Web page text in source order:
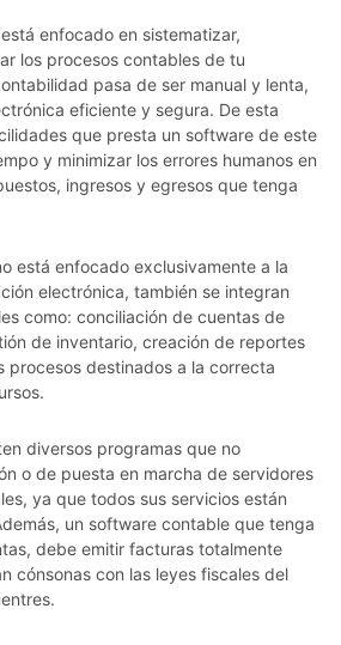
enfocado en sistematizar,
los procesos contables de tu
pasa de ser manual y lenta,
eficiente y segura. De esta
que presta un software de este
y minimizar los errores humanos en
ingresos y egresos que tenga
está enfocado exclusivamente a la
electrónica, también se integran
como: conciliación de cuentas de
de inventario, creación de reportes
procesos destinados a la correcta
diversos programas que no
o de puesta en marcha de servidores
ya que todos sus servicios están
un software contable que tenga
debe emitir facturas totalmente
cónsonas con las leyes fiscales del